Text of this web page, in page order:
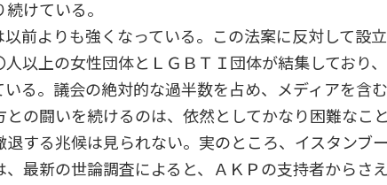
けている。
前よりも強くなっている。この法案に反対して設
以上の女性団体とＬＧＢＴＩ団体が結集しており
いる。議会の絶対的な過半数を占め、メディアを含
の闘いを続けるのは、依然としてかなり困難なこ
する兆候は見られない。実のところ、イスタンブ
最新の世論調査によると、ＡＫＰの支持者からさ